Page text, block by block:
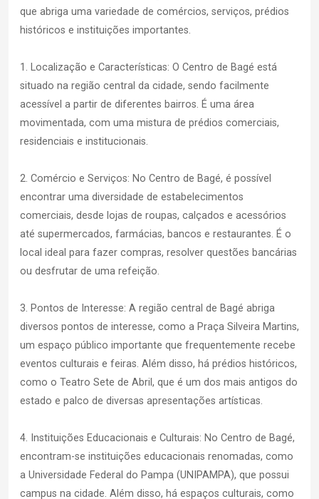
que abriga uma variedade de comércios, serviços, prédios
históricos e instituições importantes.
1. Localização e Características: O Centro de Bagé está
situado na região central da cidade, sendo facilmente
acessível a partir de diferentes bairros. É uma área
movimentada, com uma mistura de prédios comerciais,
residenciais e institucionais.
2. Comércio e Serviços: No Centro de Bagé, é possível
encontrar uma diversidade de estabelecimentos
comerciais, desde lojas de roupas, calçados e acessórios
até supermercados, farmácias, bancos e restaurantes. É o
local ideal para fazer compras, resolver questões bancárias
ou desfrutar de uma refeição.
3. Pontos de Interesse: A região central de Bagé abriga
diversos pontos de interesse, como a Praça Silveira Martins,
um espaço público importante que frequentemente recebe
eventos culturais e feiras. Além disso, há prédios históricos,
como o Teatro Sete de Abril, que é um dos mais antigos do
estado e palco de diversas apresentações artísticas.
4. Instituições Educacionais e Culturais: No Centro de Bagé,
encontram-se instituições educacionais renomadas, como
a Universidade Federal do Pampa (UNIPAMPA), que possui
campus na cidade. Além disso, há espaços culturais, como